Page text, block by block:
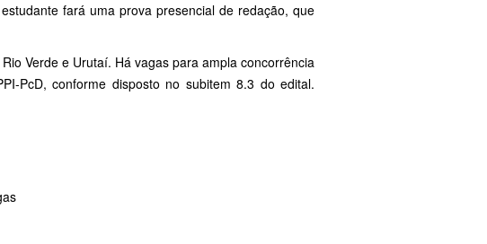
fará uma prova presencial de redação, que
Verde e Urutaí. Há vagas para ampla concorrência
PcD, conforme disposto no subitem 8.3 do edital.